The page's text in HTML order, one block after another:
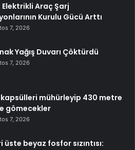
Elektrikli Araç Şarj
Kurulu Gücü Arttı
7, 2026
Yağış Duvarı Çöktürdü
7, 2026
kapsülleri mühürleyip 430 metre
gömecekler
7, 2026
üste beyaz fosfor sızıntısı: